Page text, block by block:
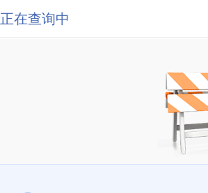
正在查询中